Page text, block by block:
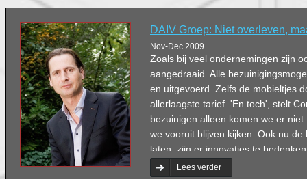
DAIV Groep: Niet overleven,
Nov-Dec 2009
Zoals bij veel ondernemingen zijn
aangedraaid. Alle
en uitgevoerd. Zelfs de mobieltjes
allerlaagste tarief. 'En toch', stelt
bezuinigen alleen komen we er
we vooruit blijven kijken. Ook nu
laten, zijn er innovaties te
stevige impuls kunnen geven.'
Lees verder